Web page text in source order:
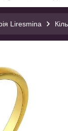
Liresmina